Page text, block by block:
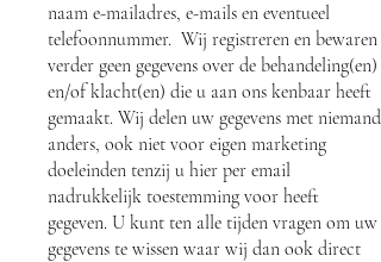
naam e-mailadres, e-mails en eventueel
telefoonnummer. Wij registreren en bewaren
verder geen gegevens over de behandeling(en)
en/of klacht(en) die u aan ons kenbaar heeft
gemaakt. Wij delen uw gegevens met niemand
anders, ook niet voor eigen marketing
doeleinden tenzij u hier per email
nadrukkelijk toestemming voor heeft
gegeven. U kunt ten alle tijden vragen om uw
gegevens te wissen waar wij dan ook direct